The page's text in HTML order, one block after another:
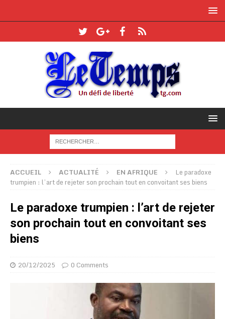
ACCUEIL ACTUALITÉ EN AFRIQUE
Le paradoxe
trumpien : l’art de rejeter son prochain tout en convoitant ses biens
Le paradoxe trumpien : l’art de rejeter
son prochain tout en convoitant ses
biens
20/12/2025 0 Comments